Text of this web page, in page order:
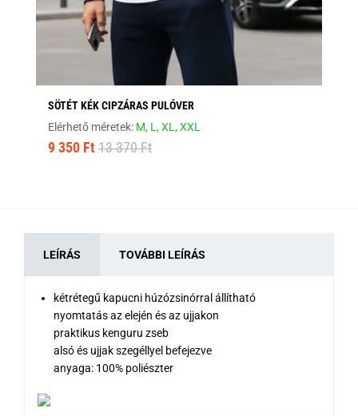
SÖTÉT KÉK CIPZÁRAS PULÓVER
Elérhető méretek: M, L,XL,XXL
9 350 Ft 13 370 Ft
LEÍRÁS TOVÁBBI LEÍRÁS
kétrétegű kapucni húzózsinórral állítható
nyomtatás az elején és az ujjakon
praktikus kenguru zseb
alsó és ujjak szegéllyel befejezve
anyaga: 100% poliészter